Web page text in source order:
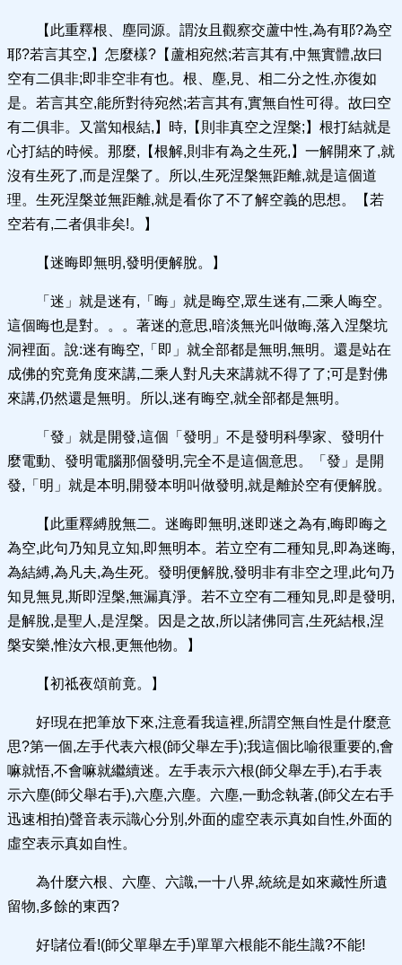
【此重釋根、塵同源。謂汝且觀察交蘆中性,為有耶?為空
耶?若言其空,】怎麼樣?【蘆相宛然;若言其有,中無實體,故曰
空有二俱非;即非空非有也。根、塵,見、相二分之性,亦復如
是。若言其空,能所對待宛然;若言其有,實無自性可得。故曰空
有二俱非。又當知根結,】時,【則非真空之涅槃;】根打結就是
心打結的時候。那麼,【根解,則非有為之生死,】一解開來了,就
沒有生死了,而是涅槃了。所以,生死涅槃無距離,就是這個道
理。生死涅槃並無距離,就是看你了不了解空義的思想。【若
空若有,二者俱非矣!。】
【迷晦即無明,發明便解脫。】
「迷」就是迷有,「晦」就是晦空,眾生迷有,二乘人晦空。
這個晦也是對。。。著迷的意思,暗淡無光叫做晦,落入涅槃坑
洞裡面。說:迷有晦空,「即」就全部都是無明,無明。還是站在
成佛的究竟角度來講,二乘人對凡夫來講就不得了了;可是對佛
來講,仍然還是無明。所以,迷有晦空,就全部都是無明。
「發」就是開發,這個「發明」不是發明科學家、發明什
麼電動、發明電腦那個發明,完全不是這個意思。「發」是開
發,「明」就是本明,開發本明叫做發明,就是離於空有便解脫。
【此重釋縛脫無二。迷晦即無明,迷即迷之為有,晦即晦之
為空,此句乃知見立知,即無明本。若立空有二種知見,即為迷晦,
為結縛,為凡夫,為生死。發明便解脫,發明非有非空之理,此句乃
知見無見,斯即涅槃,無漏真淨。若不立空有二種知見,即是發明,
是解脫,是聖人,是涅槃。因是之故,所以諸佛同言,生死結根,涅
槃安樂,惟汝六根,更無他物。】
【初祗夜頌前竟。】
好!現在把筆放下來,注意看我這裡,所謂空無自性是什麼意
思?第一個,左手代表六根(師父舉左手);我這個比喻很重要的,會
嘛就悟,不會嘛就繼續迷。左手表示六根(師父舉左手),右手表
示六塵(師父舉右手),六塵,六塵。六塵,一動念執著,(師父左右手
迅速相拍)聲音表示識心分別,外面的虛空表示真如自性,外面的
虛空表示真如自性。
為什麼六根、六塵、六識,一十八界,統統是如來藏性所遺
留物,多餘的東西?
好!諸位看!(師父單舉左手)單單六根能不能生識?不能!